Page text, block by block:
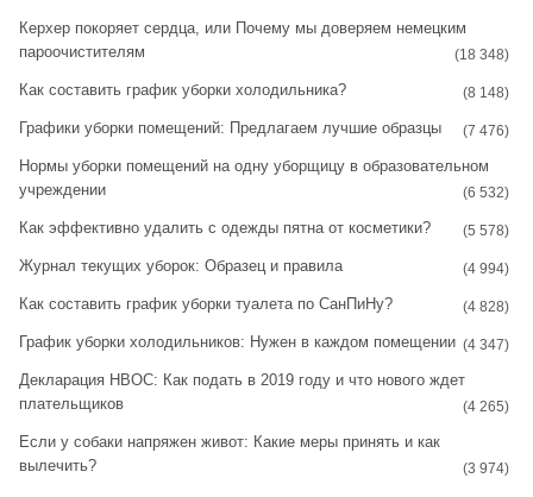
a
g
r
a
e
r
e
s
Керхер покоряет сердца, или Почему мы доверяем немецким
пароочистителям
(18 348)
Как составить график уборки холодильника? (8 148)
Графики уборки помещений: Предлагаем лучшие образцы (7 476)
Нормы уборки помещений на одну уборщицу в образовательном
учреждении
(6 532)
Как эффективно удалить с одежды пятна от косметики? (5 578)
Журнал текущих уборок: Образец и правила (4 994)
Как составить график уборки туалета по СанПиНу? (4 828)
График уборки холодильников: Нужен в каждом помещении (4 347)
Декларация НВОС: Как подать в 2019 году и что нового ждет
плательщиков
(4 265)
Если у собаки напряжен живот: Какие меры принять и как
вылечить?
(3 974)